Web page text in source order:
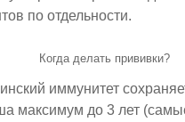
по отдельности.
Когда делать прививки?
иммунитет
максимум до 3 лет